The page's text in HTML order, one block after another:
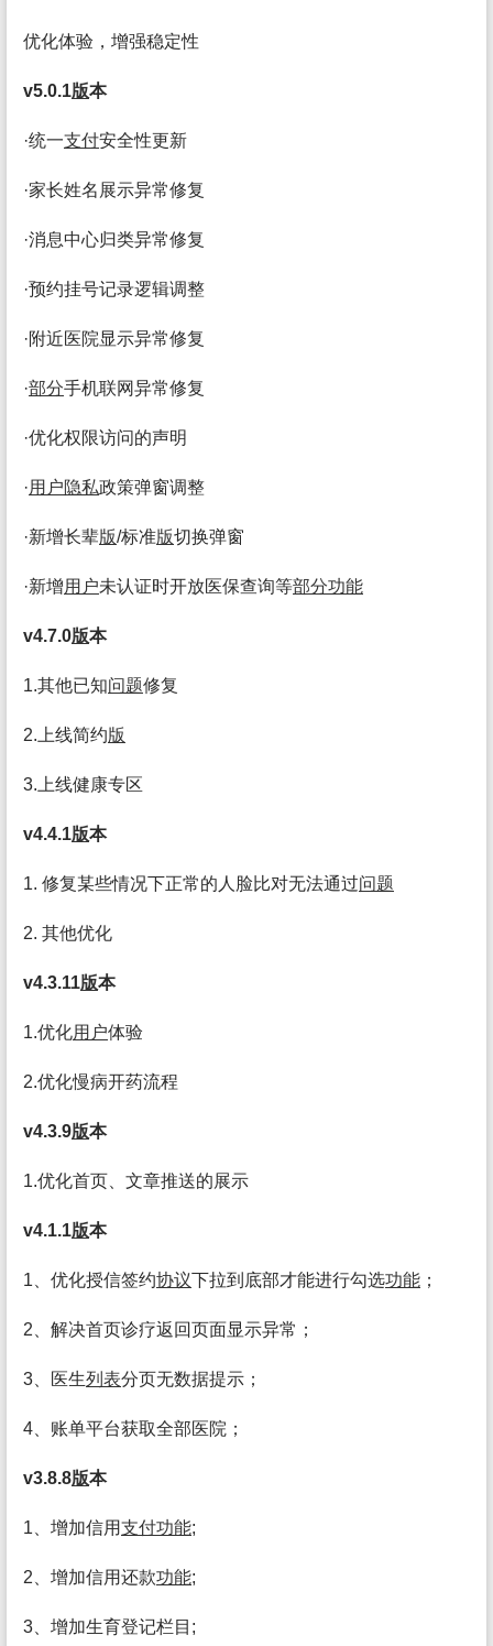
优化体验，增强稳定性
v5.0.1版本
·统一支付安全性更新
·家长姓名展示异常修复
·消息中心归类异常修复
·预约挂号记录逻辑调整
·附近医院显示异常修复
·部分手机联网异常修复
·优化权限访问的声明
·用户隐私政策弹窗调整
·新增长辈版/标准版切换弹窗
·新增用户未认证时开放医保查询等部分功能
v4.7.0版本
1.其他已知问题修复
2.上线简约版
3.上线健康专区
v4.4.1版本
1. 修复某些情况下正常的人脸比对无法通过问题
2. 其他优化
v4.3.11版本
1.优化用户体验
2.优化慢病开药流程
v4.3.9版本
1.优化首页、文章推送的展示
v4.1.1版本
1、优化授信签约协议下拉到底部才能进行勾选功能 ；
2、解决首页诊疗返回页面显示异常；
3、医生列表分页无数据提示；
4、账单平台获取全部医院；
v3.8.8版本
1、增加信用支付功能;
2、增加信用还款功能;
3、增加生育登记栏目;